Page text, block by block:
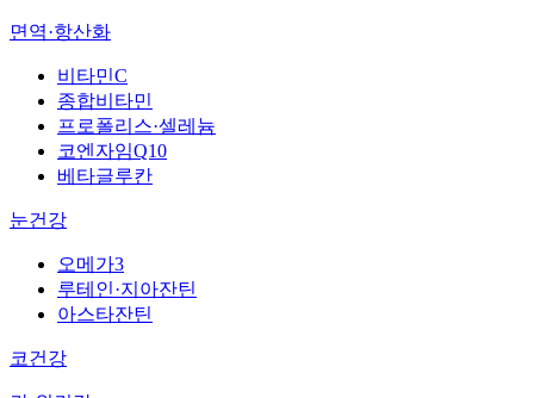
면역·항산화
비타민C
종합비타민
프로폴리스·셀레늄
코엔자임Q10
베타글루칸
눈건강
오메가3
루테인·지아잔틴
아스타잔틴
코건강